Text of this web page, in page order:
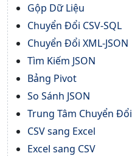
Gộp Dữ Liệu
Chuyển Đổi CSV-SQL
Chuyển Đổi XML-JSON
Tìm Kiếm JSON
Bảng Pivot
So Sánh JSON
Trung Tâm Chuyển Đổi
CSV sang Excel
Excel sang CSV